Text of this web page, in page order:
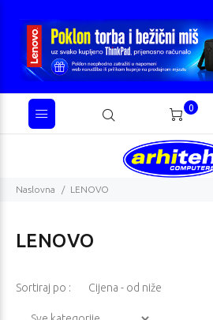
0
Naslovna LENOVO
LENOVO
Sortiraj po :